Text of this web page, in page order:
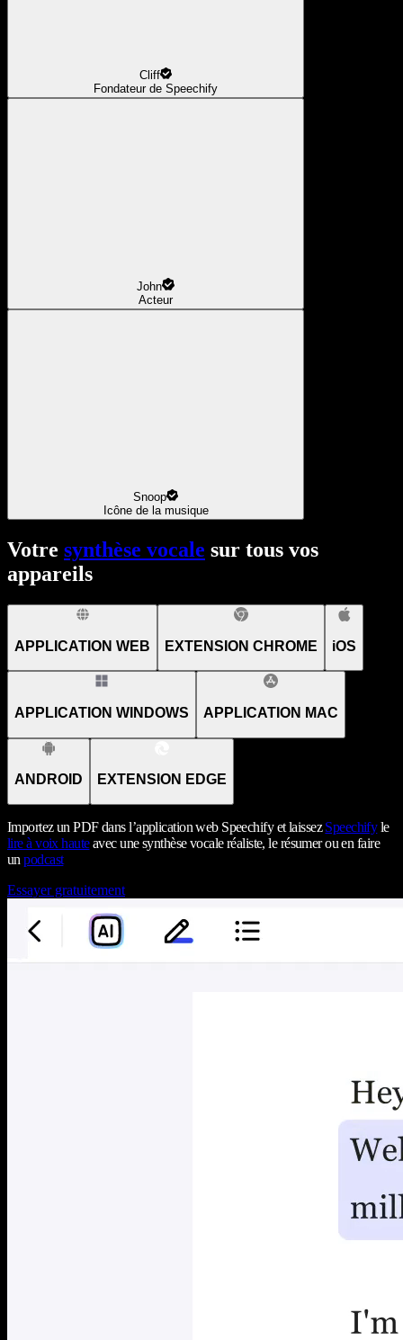
Cliff
Fondateur de Speechify
John
Acteur
Snoop
Icône de la musique
Votre synthèse vocale sur tous vos
appareils
APPLICATION WEB EXTENSION CHROME iOS
APPLICATION WINDOWS APPLICATION MAC
ANDROID EXTENSION EDGE
Importez un PDF dans l’application web Speechify et laissezSpeechifyle
lire à voix hauteavec une synthèse vocale réaliste, le résumer ou en faire
unpodcast
Essayer gratuitement